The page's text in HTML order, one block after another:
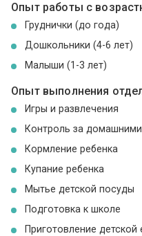
Опыт работы с
Груднички (до года)
Дошкольники (4-6 лет)
Малыши (1-3 лет)
Опыт выполнения
Игры и развлечения
Контроль за
Кормление ребенка
Купание ребенка
Мытье детской посуды
Подготовка к школе
Приготовление детской